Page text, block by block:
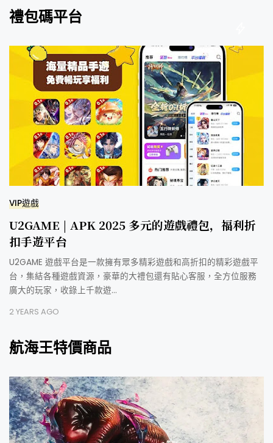
禮包碼平台
VIP遊戲
U2GAME | APK 2025 多元的遊戲禮包，福利折
扣手遊平台
U2GAME 遊戲平台是一款擁有眾多精彩遊戲和高折扣的精彩遊戲平
台，集結各種遊戲資源，豪華的大禮包還有貼心客服，全方位服務
廣大的玩家，收錄上千款遊…
2 YEARS AGO
航海王特價商品